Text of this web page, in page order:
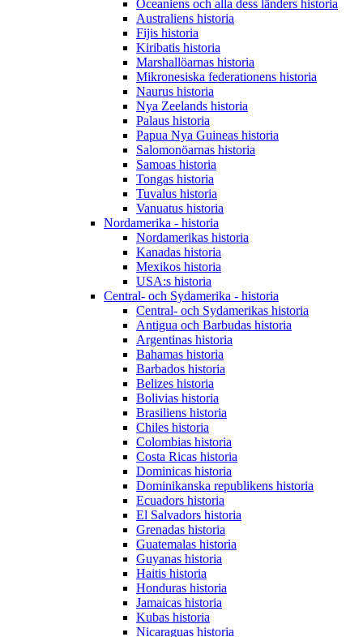
Oceaniens och alla dess länders historia
Australiens historia
Fijis historia
Kiribatis historia
Marshallöarnas historia
Mikronesiska federationens historia
Naurus historia
Nya Zeelands historia
Palaus historia
Papua Nya Guineas historia
Salomonöarnas historia
Samoas historia
Tongas historia
Tuvalus historia
Vanuatus historia
Nordamerika - historia
Nordamerikas historia
Kanadas historia
Mexikos historia
USA:s historia
Central- och Sydamerika - historia
Central- och Sydamerikas historia
Antigua och Barbudas historia
Argentinas historia
Bahamas historia
Barbados historia
Belizes historia
Bolivias historia
Brasiliens historia
Chiles historia
Colombias historia
Costa Ricas historia
Dominicas historia
Dominikanska republikens historia
Ecuadors historia
El Salvadors historia
Grenadas historia
Guatemalas historia
Guyanas historia
Haitis historia
Honduras historia
Jamaicas historia
Kubas historia
Nicaraguas historia